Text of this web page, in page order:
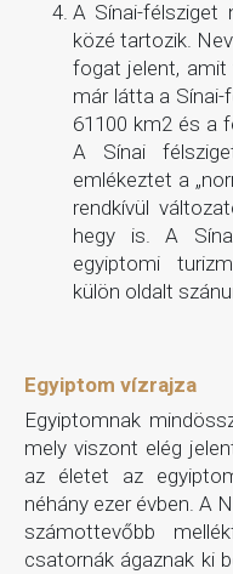
A Sínai-félsziget
közé tartozik.
fogat jelent, amit
már látta a Sínai-
61100 km2 és a
A Sínai
emlékeztet a
rendkívül
hegy is. A
egyiptomi
külön oldalt
Egyiptom vízrajza
Egyiptomnak
mely viszont elég
az életet az
néhány ezer évben. A
számottevőbb
csatornák ágaznak ki